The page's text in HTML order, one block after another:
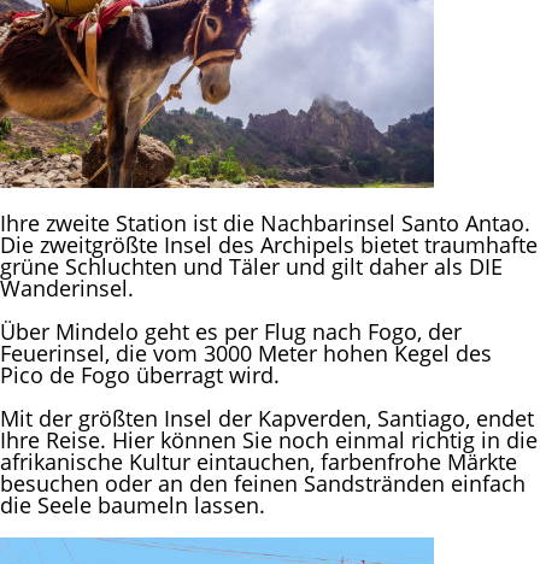
Ihre zweite Station ist die Nachbarinsel Santo Antao.
Die zweitgrößte Insel des Archipels bietet traumhafte
grüne Schluchten und Täler und gilt daher als DIE
Wanderinsel.
Über Mindelo geht es per Flug nach Fogo, der
Feuerinsel, die vom 3000 Meter hohen Kegel des
Pico de Fogo überragt wird.
Mit der größten Insel der Kapverden, Santiago, endet
Ihre Reise. Hier können Sie noch einmal richtig in die
afrikanische Kultur eintauchen, farbenfrohe Märkte
besuchen oder an den feinen Sandstränden einfach
die Seele baumeln lassen.